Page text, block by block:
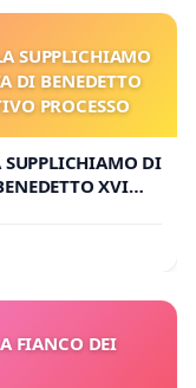
SUPPLICHIAMO
DI BENEDETTO
PROCESSO
SUPPLICHIAMO DI
XVI
FIANCO DEI